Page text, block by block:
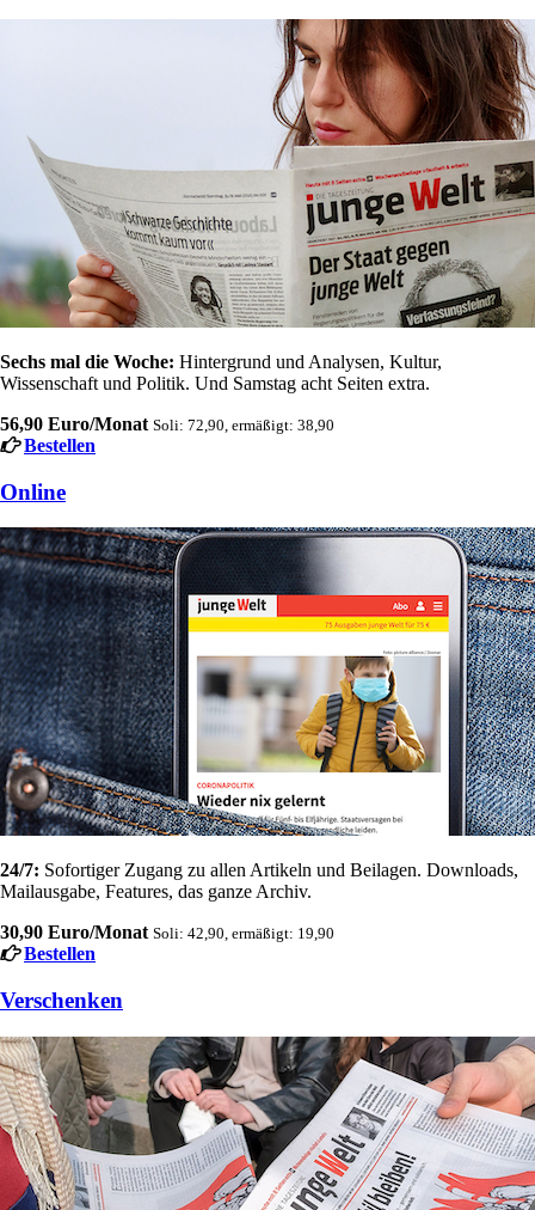
Sechs mal die Woche: Hintergrund und Analysen, Kultur,
Wissenschaft und Politik. Und Samstag acht Seiten extra.
56,90 Euro/Monat Soli: 72,90, ermäßigt: 38,90
Bestellen
Online
24/7: Sofortiger Zugang zu allen Artikeln und Beilagen. Downloads,
Mailausgabe, Features, das ganze Archiv.
30,90 Euro/Monat Soli: 42,90, ermäßigt: 19,90
Bestellen
Verschenken